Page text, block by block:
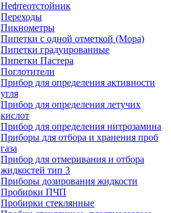
Нефтеотстойник
Переходы
Пикнометры
Пипетки с одной отметкой (Мора)
Пипетки градуированные
Пипетки Пастера
Поглотители
Прибор для определения активности
угля
Прибор для определения летучих
кислот
Прибор для определения нитрозамина
Приборы для отбора и хранения проб
газа
Прибор для отмеривания и отбора
жидкостей тип 3
Приборы дозирования жидкости
Пробирки ПЧП
Пробирки стеклянные